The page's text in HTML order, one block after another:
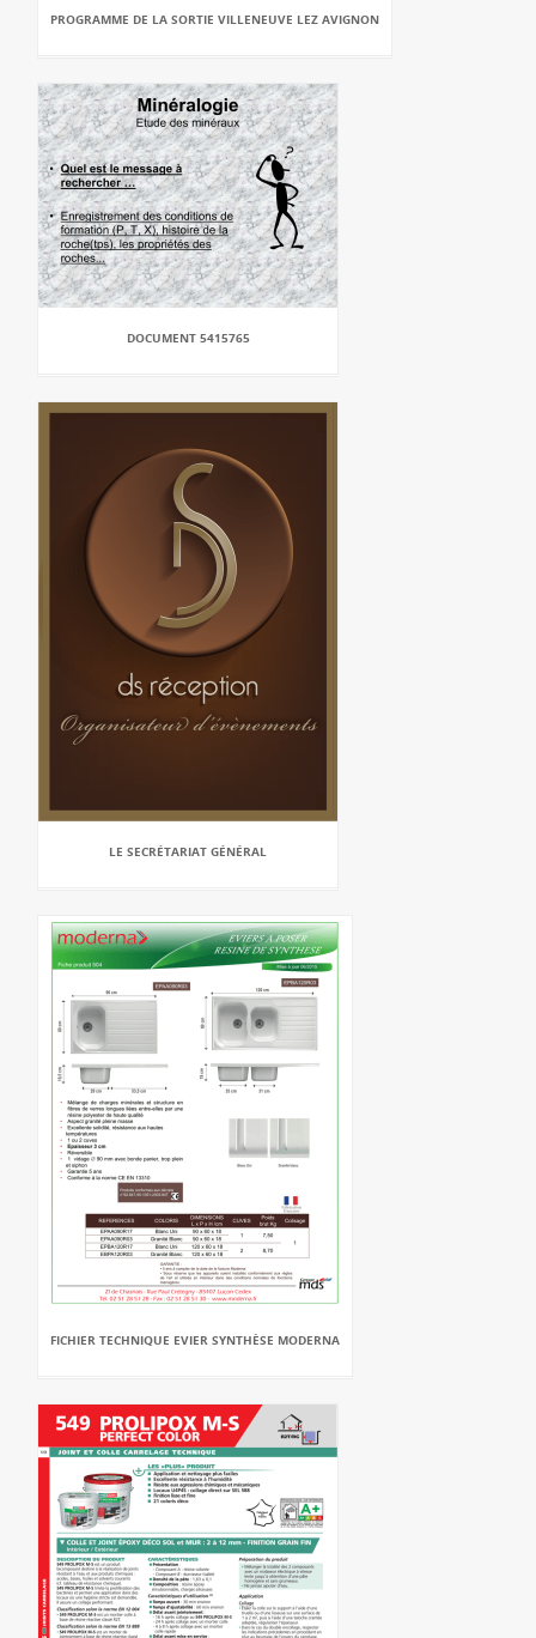
PROGRAMME DE LA SORTIE VILLENEUVE LEZ AVIGNON
DOCUMENT 5415765
LE SECRÉTARIAT GÉNÉRAL
FICHIER TECHNIQUE EVIER SYNTHÈSE MODERNA